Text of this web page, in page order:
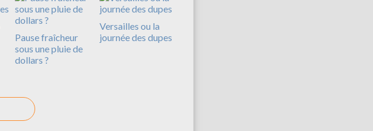
Pause fraîcheur
sous une pluie de
dollars ?
Versailles ou la
journée des dupes